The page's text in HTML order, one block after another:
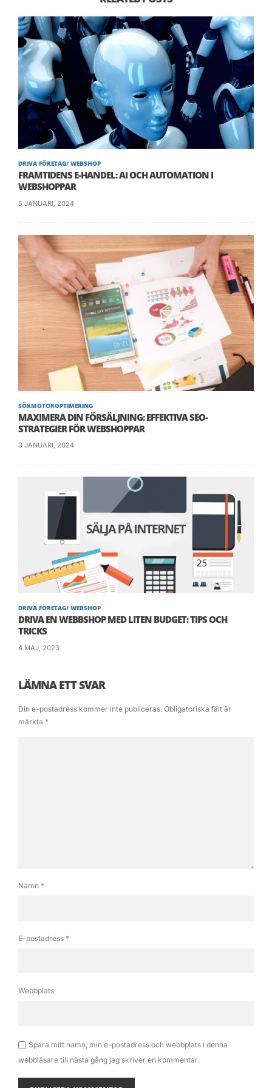
Då handlar de. Och därför måste du ha bra
sökord på din sida. Att andra skall kunna hitta
dig och dina varor.
Titta på filmen och lär dig hur du tar fram bra
sökord som är relevanta för din verksamhet.
Och kom ihåg att bra sökord hjälper dig med
SEO och annonsering. Ett tips vi har ifall du vill
dyka djupare i ämnet är att läsa vår artikel om
DRIVA FÖRETAG/ WEBSHOP
FRAMTIDENS E-HANDEL: AI OCH AUTOMATION I
WEBSHOPPAR
5 JANUARI, 2024
SÖKMOTOROPTIMERING
MAXIMERA DIN FÖRSÄLJNING: EFFEKTIVA SEO-
STRATEGIER FÖR WEBSHOPPAR
3 JANUARI, 2024
DRIVA FÖRETAG/ WEBSHOP
DRIVA EN WEBBSHOP MED LITEN BUDGET: TIPS OCH
TRICKS
4 MAJ, 2023
LÄMNA ETT SVAR
Din e-postadress kommer inte publiceras. Obligatoriska fält är
märkta *
Namn *
E-postadress *
Webbplats
Spara mitt namn, min e-postadress och webbplats i denna
webbläsare till nästa gång jag skriver en kommentar.